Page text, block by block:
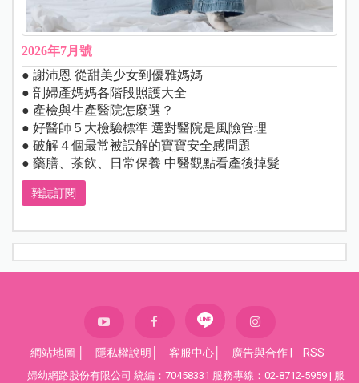
2026年7月號
● 謝沛恩 從甜美少女到優雅媽媽
● 剖婦產媽媽各階段照護大全
● 產檢與生產醫院怎麼選？
● 好醫師５大檢驗標準 選對醫院是風險管理
● 破解４個最常被誤解的寶寶安全感問題
● 藥膳、茶飲、日常保養 中醫觀點看產後掉髮
雜誌訂閱
網站地圖 隱私權說明 客服中心 廣告與合作 RSS
婦幼網路股份有限公司 統編：70458331 服務專線：02-8712-5959 | 服